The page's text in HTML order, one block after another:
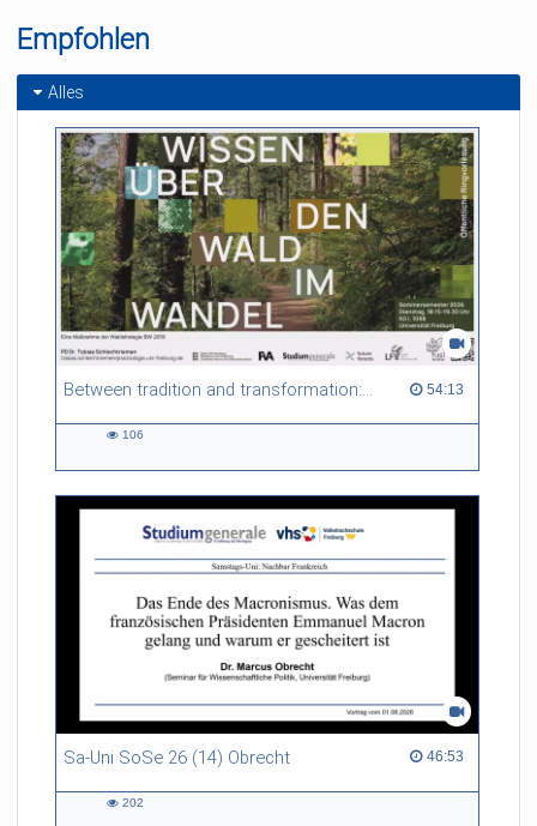
Referent/in:
Andreas Nagel
Empfohlen
Alles
Between tradition and transformation: how owners, advisers and institutions co-create knowledge for resilient forests in Europe 54:13
54:13 duration
106
Sa-Uni SoSe 26 (14) Obrecht 46:53
46:53 duration
202